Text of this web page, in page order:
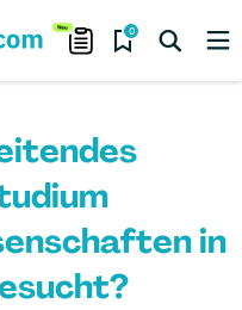
0
in